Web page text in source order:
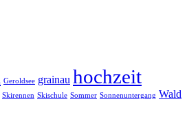
Geroldsee grainau hochzeit
Skirennen Skischule Sommer Sonnenuntergang Wald